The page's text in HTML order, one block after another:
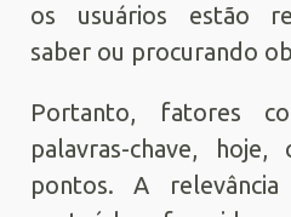
os usuários estão
saber ou procurando
Portanto, fatores
palavras-chave,
pontos. A